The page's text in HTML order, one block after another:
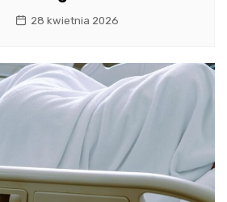
28 kwietnia 2026